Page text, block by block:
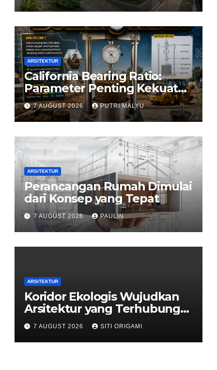
ARSITEKTUR
California Bearing Ratio:
Parameter Penting Kekuatan
Tanah Konstruksi
7 AUGUST 2026 PUTRI MALYU
ARSITEKTUR
Perancangan Rumah Dimulai
dari Konsep yang Tepat
7 AUGUST 2026 PAULIN
ARSITEKTUR
Koridor Ekologis Wujudkan
Arsitektur yang Terhubung
dengan Alam
7 AUGUST 2026 SITI ORIGAMI